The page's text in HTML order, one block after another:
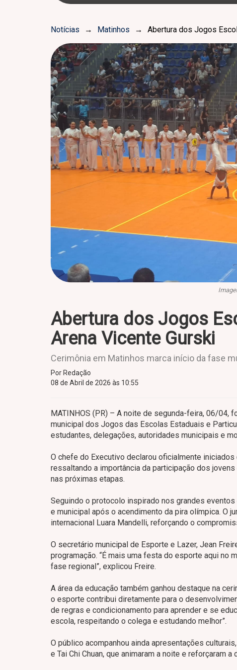
Notícias → Matinhos → Abertura dos Jogos
Abertura dos Jogos
Arena Vicente Gurski
Cerimônia em Matinhos marca início da fase
Por Redação
08 de Abril de 2026 às 10:55
MATINHOS (PR) – A noite de segunda-feira, 06/04,
municipal dos Jogos das Escolas Estaduais e
estudantes, delegações, autoridades municipais e
O chefe do Executivo declarou oficialmente
ressaltando a importância da participação dos
nas próximas etapas.
Seguindo o protocolo inspirado nos grandes
e municipal após o acendimento da pira olímpica. O
internacional Luara Mandelli, reforçando o
O secretário municipal de Esporte e Lazer, Jean
programação. “É mais uma festa do esporte aqui no
fase regional”, explicou Freire.
A área da educação também ganhou destaque na
o esporte contribui diretamente para o
de regras e condicionamento para aprender e se
escola, respeitando o colega e estudando melhor”.
O público acompanhou ainda apresentações
e Tai Chi Chuan, que animaram a noite e